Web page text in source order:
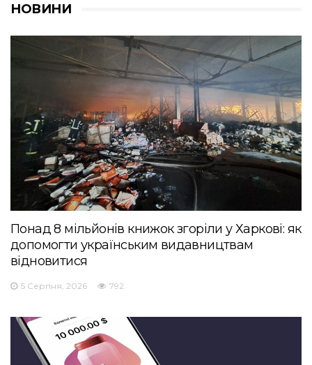
НОВИНИ
Понад 8 мільйонів книжок згоріли у Харкові: як
допомогти українським видавництвам
відновитися
5 Серпня, 2026 792